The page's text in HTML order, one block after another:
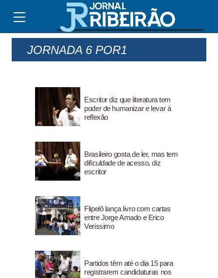
JORNADA 6 POR1
Escritor diz que literatura tem
poder de humanizar e levar à
reflexão
Brasileiro gosta de ler, mas tem
dificuldade de acesso, diz
escritor
Flipelô lança livro com cartas
entre Jorge Amado e Erico
Verissimo
Partidos têm até o dia 15 para
registrarem candidaturas nos